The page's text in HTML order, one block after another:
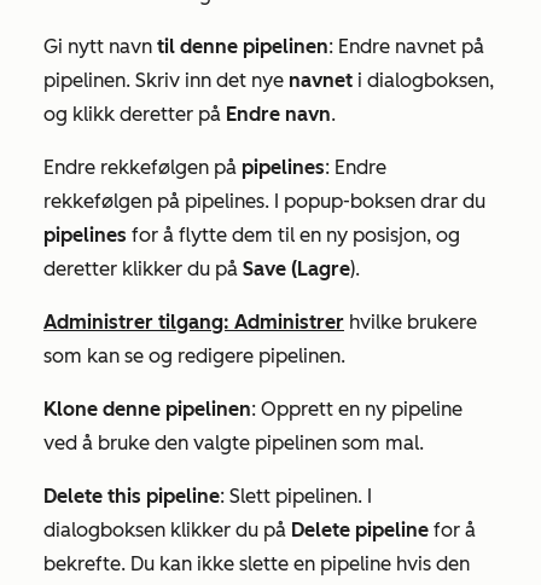
Gi nytt navn til denne pipelinen: Endre navnet på
pipelinen. Skriv inn det nye navnet i dialogboksen,
og klikk deretter på Endre navn.
Endre rekkefølgen på pipelines: Endre
rekkefølgen på pipelines. I popup-boksen drar du
pipelines for å flytte dem til en ny posisjon, og
deretter klikker du på Save (Lagre).
Administrer tilgang: Administrer hvilke brukere
som kan se og redigere pipelinen.
Klone denne pipelinen: Opprett en ny pipeline
ved å bruke den valgte pipelinen som mal.
Delete this pipeline: Slett pipelinen. I
dialogboksen klikker du på Delete pipeline for å
bekrefte. Du kan ikke slette en pipeline hvis den